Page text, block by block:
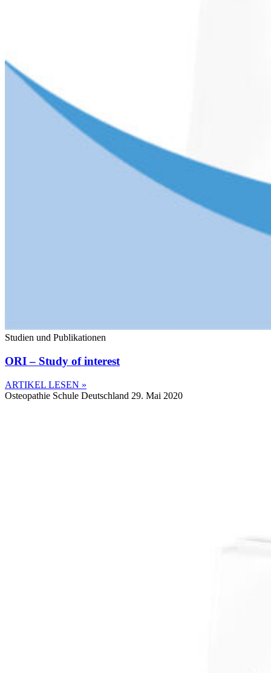
Studien und Publikationen
ORI – Study of interest
ARTIKEL LESEN »
Osteopathie Schule Deutschland 29. Mai 2020